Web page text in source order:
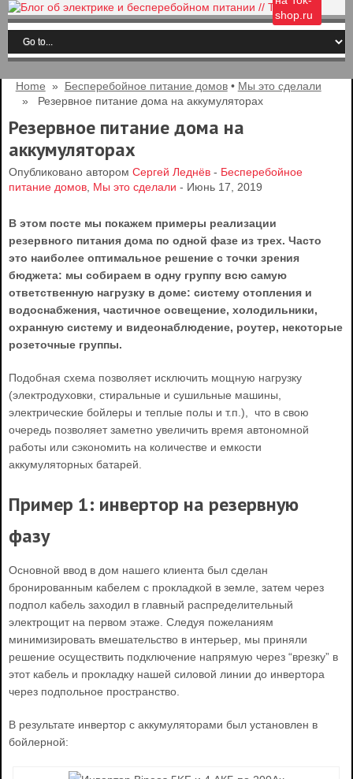
shop.ru
Home » Бесперебойное питание домов• Мы это сделали
» Резервное питание дома на аккумуляторах
Резервное питание дома на
аккумуляторах
Опубликовано авторомСергей Леднёв - Бесперебойное
питание домов Мы это сделали - Июнь 17, 2019
В этом посте мы покажем примеры реализации
резервного питания дома по одной фазе из трех. Часто
это наиболее оптимальное решение с точки зрения
бюджета: мы собираем в одну группу всю самую
ответственную нагрузку в доме: систему отопления и
водоснабжения, частичное освещение, холодильники,
охранную систему и видеонаблюдение, роутер, некоторые
розеточные группы.
Подобная схема позволяет исключить мощную нагрузку
(электродуховки, стиральные и сушильные машины,
электрические бойлеры и теплые полы и т.п.), что в свою
очередь позволяет заметно увеличить время автономной
работы или сэкономить на количестве и емкости
аккумуляторных батарей.
Пример 1: инвертор на резервную
фазу
Основной ввод в дом нашего клиента был сделан
бронированным кабелем с прокладкой в земле, затем через
подпол кабель заходил в главный распределительный
электрощит на первом этаже. Следуя пожеланиям
минимизировать вмешательство в интерьер, мы приняли
решение осуществить подключение напрямую через “врезку” в
этот кабель и прокладку нашей силовой линии до инвертора
через подпольное пространство.
В результате инвертор с аккумуляторами был установлен в
бойлерной: